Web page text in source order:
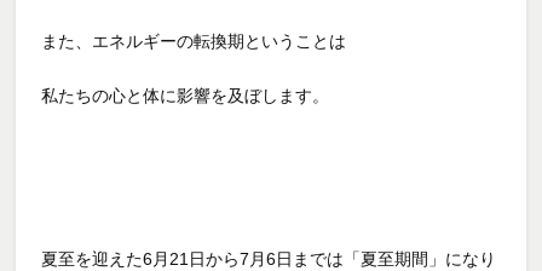
また、エネルギーの転換期ということは
私たちの心と体に影響を及ぼします。
夏至を迎えた6月21日から7月6日までは「夏至期間」になり